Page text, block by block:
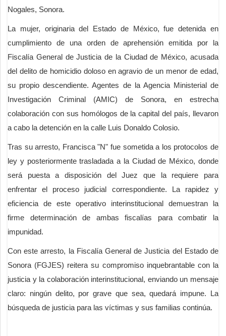
Nogales, Sonora.
La mujer, originaria del Estado de México, fue detenida en
cumplimiento de una orden de aprehensión emitida por la
Fiscalía General de Justicia de la Ciudad de México, acusada
del delito de homicidio doloso en agravio de un menor de edad,
su propio descendiente. Agentes de la Agencia Ministerial de
Investigación Criminal (AMIC) de Sonora, en estrecha
colaboración con sus homólogos de la capital del país, llevaron
a cabo la detención en la calle Luis Donaldo Colosio.
Tras su arresto, Francisca "N" fue sometida a los protocolos de
ley y posteriormente trasladada a la Ciudad de México, donde
será puesta a disposición del Juez que la requiere para
enfrentar el proceso judicial correspondiente. La rapidez y
eficiencia de este operativo interinstitucional demuestran la
firme determinación de ambas fiscalías para combatir la
impunidad.
Con este arresto, la Fiscalía General de Justicia del Estado de
Sonora (FGJES) reitera su compromiso inquebrantable con la
justicia y la colaboración interinstitucional, enviando un mensaje
claro: ningún delito, por grave que sea, quedará impune. La
búsqueda de justicia para las víctimas y sus familias continúa.